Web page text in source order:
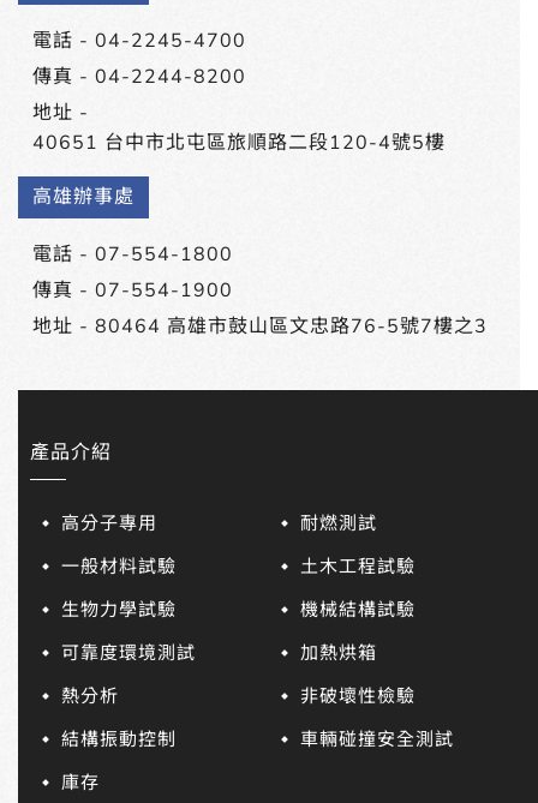
電話 - 04-2245-4700
傳真 - 04-2244-8200
地址 -
40651 台中市北屯區旅順路二段120-4號5樓
高雄辦事處
電話 - 07-554-1800
傳真 - 07-554-1900
地址 - 80464 高雄市鼓山區文忠路76-5號7樓之3
產品介紹
高分子專用
耐燃測試
一般材料試驗
土木工程試驗
生物力學試驗
機械結構試驗
可靠度環境測試
加熱烘箱
熱分析
非破壞性檢驗
結構振動控制
車輛碰撞安全測試
庫存